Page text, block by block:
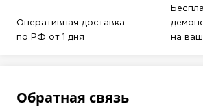
Оперативная доставка
по РФ от 1 дня
на
Обратная связь